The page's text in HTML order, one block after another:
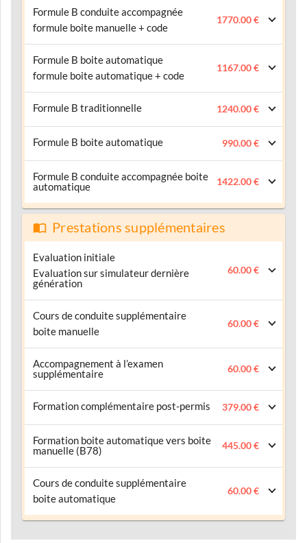
Formule B conduite accompagnée
formule boite manuelle + code
1770.00 €
Formule B boite automatique
formule boite automatique + code
1167.00 €
Formule B traditionnelle 1240.00 €
Formule B boite automatique 990.00 €
Formule B conduite accompagnée boite
automatique
1422.00 €
Prestations supplémentaires
Evaluation initiale
Evaluation sur simulateur dernière
génération
60.00 €
Cours de conduite supplémentaire
boite manuelle
60.00 €
Accompagnement à l’examen
supplémentaire
60.00 €
Formation complémentaire post-permis 379.00 €
Formation boite automatique vers boite
manuelle (B78)
445.00 €
Cours de conduite supplémentaire
boite automatique
60.00 €